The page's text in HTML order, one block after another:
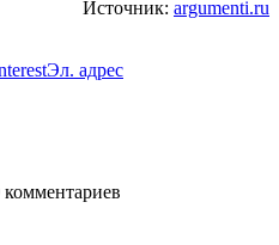
Источник: argumenti.ru
Эл. адрес
комментариев